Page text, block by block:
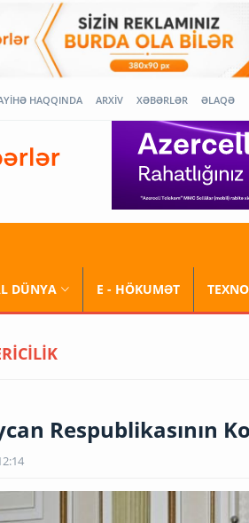
HAQQINDA ARXİV XƏBƏRLƏR ƏLAQƏ
DÜNYA E - HÖKUMƏT
Respublikasının